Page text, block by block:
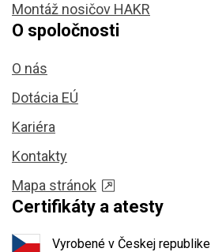
Montáž nosičov HAKR
O spoločnosti
O nás
Dotácia EÚ
Kariéra
Kontakty
Mapa stránok
Certifikáty a atesty
Vyrobené v Českej republike